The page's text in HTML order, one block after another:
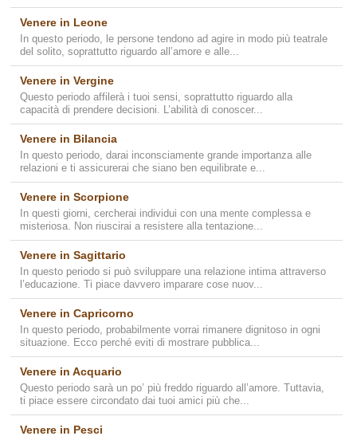
Venere in Leone
In questo periodo, le persone tendono ad agire in modo più teatrale
del solito, soprattutto riguardo all’amore e alle...
Venere in Vergine
Questo periodo affilerà i tuoi sensi, soprattutto riguardo alla
capacità di prendere decisioni. L’abilità di conoscer...
Venere in Bilancia
In questo periodo, darai inconsciamente grande importanza alle
relazioni e ti assicurerai che siano ben equilibrate e...
Venere in Scorpione
In questi giorni, cercherai individui con una mente complessa e
misteriosa. Non riuscirai a resistere alla tentazione...
Venere in Sagittario
In questo periodo si può sviluppare una relazione intima attraverso
l’educazione. Ti piace davvero imparare cose nuov...
Venere in Capricorno
In questo periodo, probabilmente vorrai rimanere dignitoso in ogni
situazione. Ecco perché eviti di mostrare pubblica...
Venere in Acquario
Questo periodo sarà un po’ più freddo riguardo all’amore. Tuttavia,
ti piace essere circondato dai tuoi amici più che...
Venere in Pesci